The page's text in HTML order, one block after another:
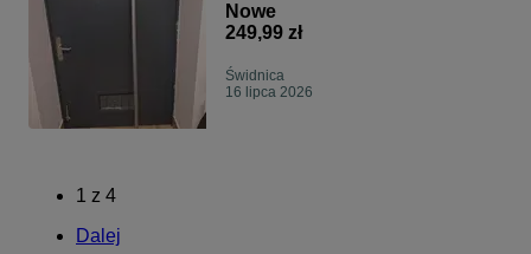
Nowe
249,99 zł
Świdnica
16 lipca 2026
1 z 4
Dalej